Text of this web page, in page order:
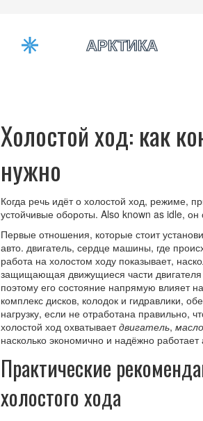
Холостой ход: как
нужно
Когда речь идёт о холостой ход, режиме,
устойчивые обороты. Also known as idle, он
Первые отношения, которые стоит
авто. двигатель, сердце машины, где
работа на холостом ходу показывает,
защищающая движущиеся части двигателя
поэтому его состояние напрямую влияет
комплекс дисков, колодок и гидравлики,
нагрузку, если не отработана правильно,
холостой ход охватываетдвигатель, масло
насколько экономично и надёжно работает
Практические
холостого хода